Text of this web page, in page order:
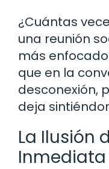
¿Cuántas
una reunión
más
que en la
desconexión,
deja
La Ilusión
Inmediata